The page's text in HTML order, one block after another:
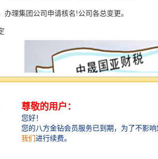
办理集团公司申请核名!公司各总变更。